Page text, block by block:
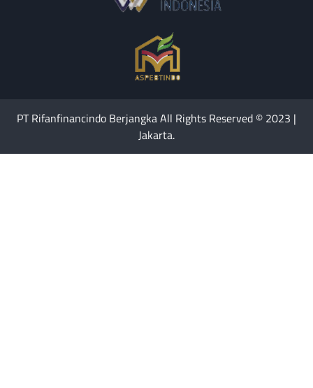
PT Rifanfinancindo Berjangka All Rights Reserved © 2023 |
Jakarta.